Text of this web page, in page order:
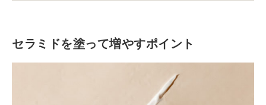
セラミドを塗って増やすポイント